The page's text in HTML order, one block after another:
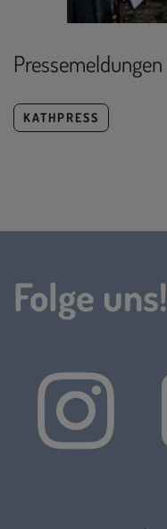
Pressemeldungen
KATHPRESS
Folge uns!